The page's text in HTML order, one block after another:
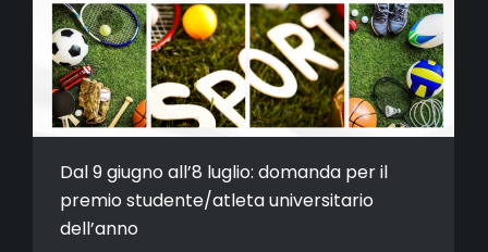
Dal 9 giugno all’8 luglio: domanda per il
premio studente/atleta universitario
dell’anno